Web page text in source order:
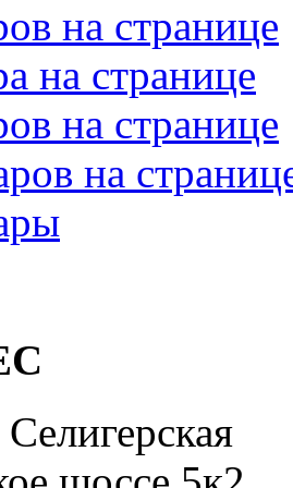
на странице
на странице
на странице
на